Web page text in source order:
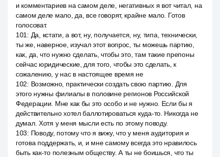
и комментариев на самом деле, негативных я вот читал, на
самом деле мало, да, все говорят, крайне мало. Готов
голосоват.
101 : Да, кстати, а вот, ну, получается, ну, типа, технически,
ты же, наверное, изучал этот вопрос, ты можешь партию,
как, да, что нужно сделать, чтобы это, там такие препоны
сейчас юридические, для того, чтобы это сделать, к
сожалению, у нас в настоящее время не
102: Возможно, практически создать свою партию. Для
этого нужны филиалы в половине регионов Российской
Федерации. Мне как бы это особо и не нужно. Если бы я
действительно хотел баллотироваться куда-то. Никогда не
думал. Хотя у меня мысли есть по этому поводу.
103: Поводу, потому что я вижу, что у меня аудитория и
готова поддержать, и, и мне самому всегда это нравилось
быть как-то полезным обществу. А ты не боишься, что ты